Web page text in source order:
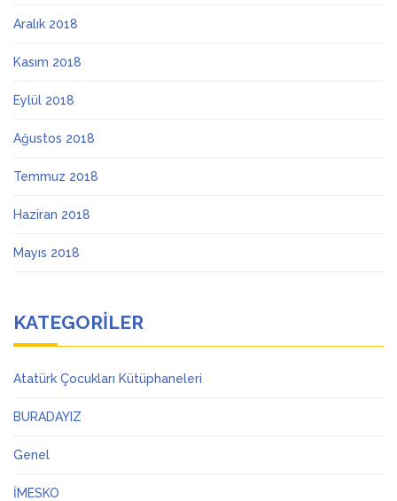
Aralık 2018
Kasım 2018
Eylül 2018
Ağustos 2018
Temmuz 2018
Haziran 2018
Mayıs 2018
KATEGORILER
Atatürk Çocukları Kütüphaneleri
BURADAYIZ
Genel
İMESKO